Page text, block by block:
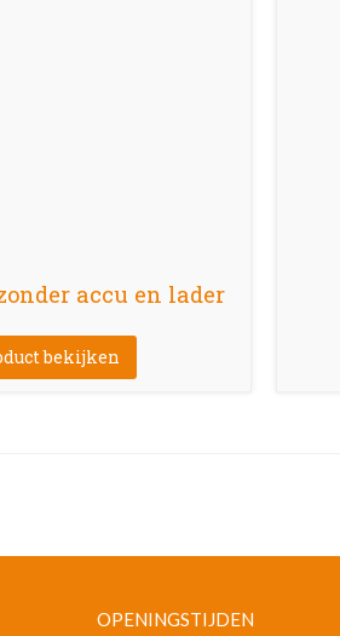
accu en lader
bekijken
OPENINGSTIJDEN